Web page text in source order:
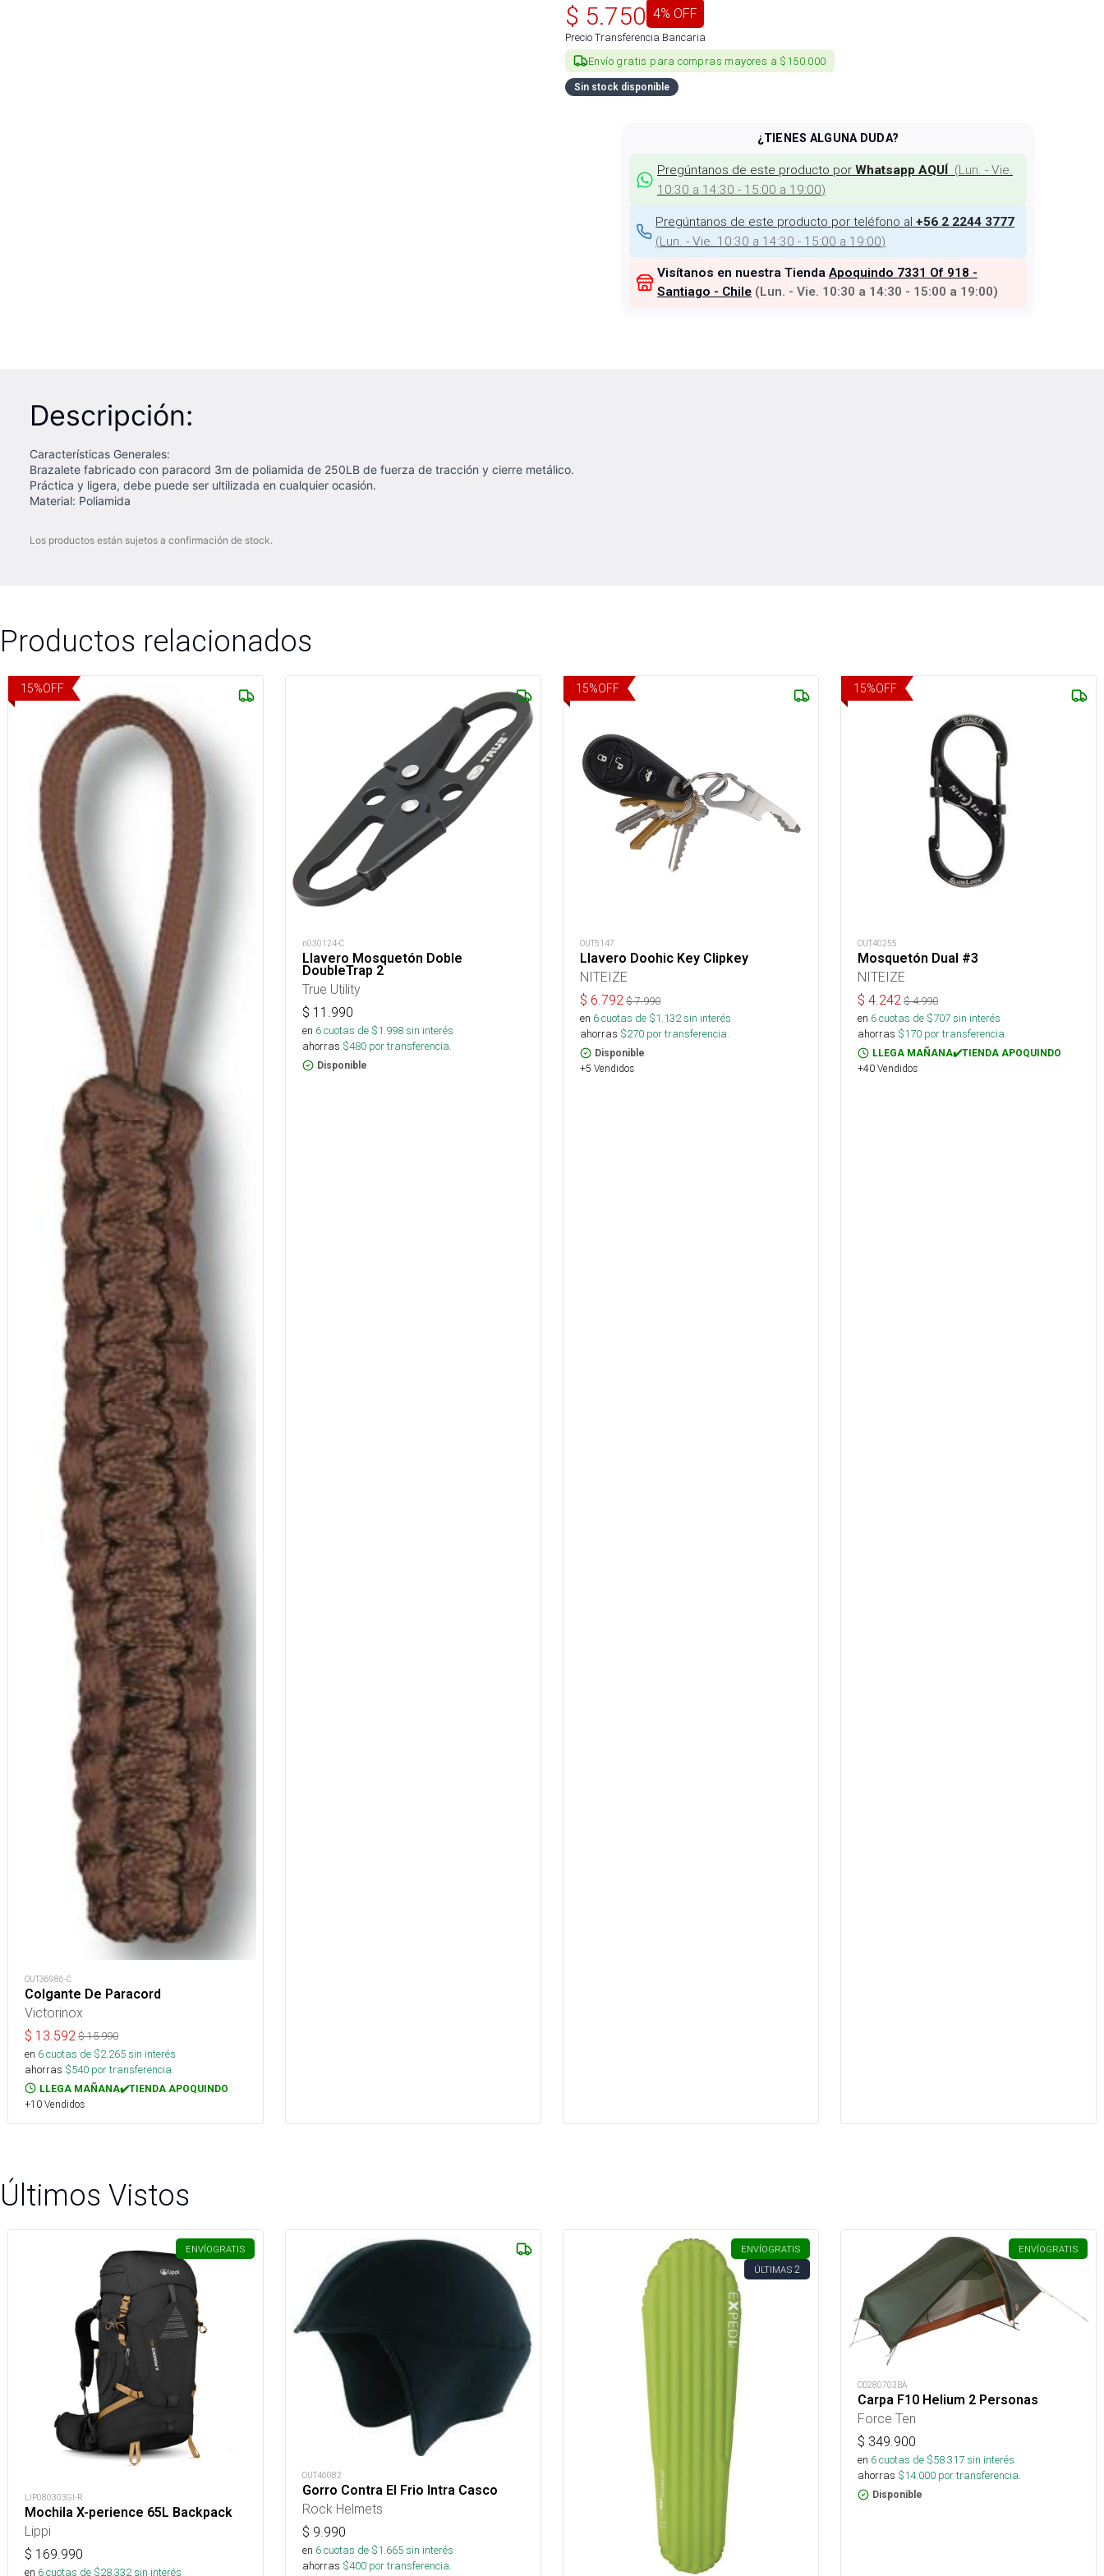
$ 5.750 4% OFF
Precio Transferencia Bancaria
Envío gratis para compras mayores a $150.000
Sin stock disponible
¿TIENES ALGUNA DUDA?
Pregúntanos de este producto por Whatsapp AQUÍ (Lun. - Vie.
10:30 a 14:30 - 15:00 a 19:00)
Pregúntanos de este producto por teléfono al +56 2 2244 3777
(Lun. - Vie. 10:30 a 14:30 - 15:00 a 19:00)
Visítanos en nuestra Tienda Apoquindo 7331 Of 918 -
Santiago - Chile (Lun. - Vie. 10:30 a 14:30 - 15:00 a 19:00)
Descripción:
Características Generales:
Brazalete fabricado con paracord 3m de poliamida de 250LB de fuerza de tracción y cierre metálico.
Práctica y ligera, debe puede ser ultilizada en cualquier ocasión.
Material: Poliamida
Los productos están sujetos a confirmación de stock.
Productos relacionados
15%OFF
OUT36986-C
Colgante De Paracord
Victorinox
$ 13.592 $15.990
en 6cuotas de $2.265sin interés
ahorras $540 por transferencia.
LLEGA MAÑANA✔️TIENDA APOQUINDO
+10 Vendidos
n030124-C
Llavero Mosquetón Doble
DoubleTrap 2
True Utility
$ 11.990
en 6cuotas de $1.998sin interés
ahorras $480 por transferencia.
Disponible
15%OFF
OUT5147
Llavero Doohic Key Clipkey
NITEIZE
$ 6.792 $7.990
en 6cuotas de $1.132sin interés
ahorras $270 por transferencia.
Disponible
+5 Vendidos
15%OFF
OUT40255
Mosquetón Dual #3
NITEIZE
$ 4.242 $4.990
en 6cuotas de $707sin interés
ahorras $170 por transferencia.
LLEGA MAÑANA✔️TIENDA APOQUINDO
+40 Vendidos
Últimos Vistos
ENVÍOGRATIS
LIP080303GI-R
Mochila X-perience 65L Backpack
Lippi
$ 169.990
en 6cuotas de $28.332sin interés
OUT46082
Gorro Contra El Frio Intra Casco
Rock Helmets
$ 9.990
en 6cuotas de $1.665sin interés
ahorras $400 por transferencia.
ENVÍOGRATIS
ÚLTIMAS 2
ENVÍOGRATIS
OD280703BA
Carpa F10 Helium 2 Personas
Force Ten
$ 349.900
en 6cuotas de $58.317sin interés
ahorras $14.000 por transferencia.
Disponible